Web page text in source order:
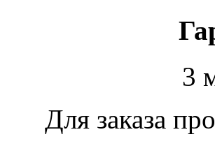
3
Для заказа